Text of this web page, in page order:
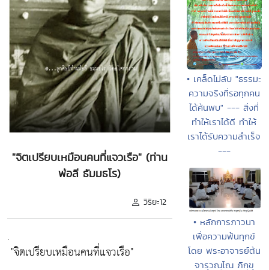
"จิตเปรียบเหมือนคนที่แจวเรือ" (ท่าน
พ่อลี ธัมมธโร)
วิริยะ12
.
"จิตเปรียบเหมือนคนที่แจวเรือ"
• เคล็ดไม่ลับ "ธรรมะ
ความจริงที่รอทุกคน
ได้ค้นพบ" --- สิ่งที่
ทำให้เราได้ดี ทำให้
เราได้รับความสำเร็จ
---
• หลักการภาวนา
เพื่อความพ้นทุกข์
โดย พระอาจารย์ต้น
จารุวณฺโณ ภิกฺขุ